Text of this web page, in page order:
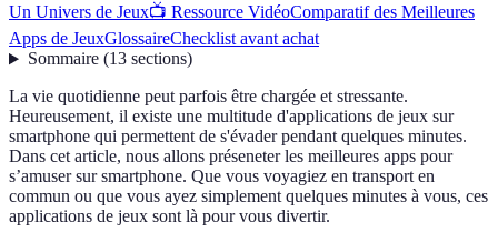
Un Univers de Jeux📺 Ressource VidéoComparatif des Meilleures
Apps de JeuxGlossaireChecklist avant achat
Sommaire(13 sections)
La vie quotidienne peut parfois être chargée et stressante.
Heureusement, il existe une multitude d'applications de jeux sur
smartphone qui permettent de s'évader pendant quelques minutes.
Dans cet article, nous allons préseneter les meilleures apps pour
s’amuser sur smartphone. Que vous voyagiez en transport en
commun ou que vous ayez simplement quelques minutes à vous, ces
applications de jeux sont là pour vous divertir.